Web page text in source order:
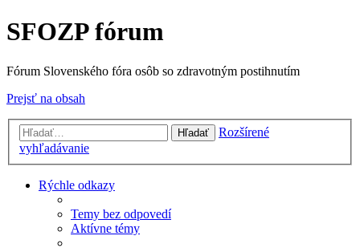
SFOZP fórum
Fórum Slovenského fóra osôb so zdravotným postihnutím
Prejsť na obsah
Hľadať
Rozšírené
vyhľadávanie
Rýchle odkazy
Temy bez odpovedí
Aktívne témy